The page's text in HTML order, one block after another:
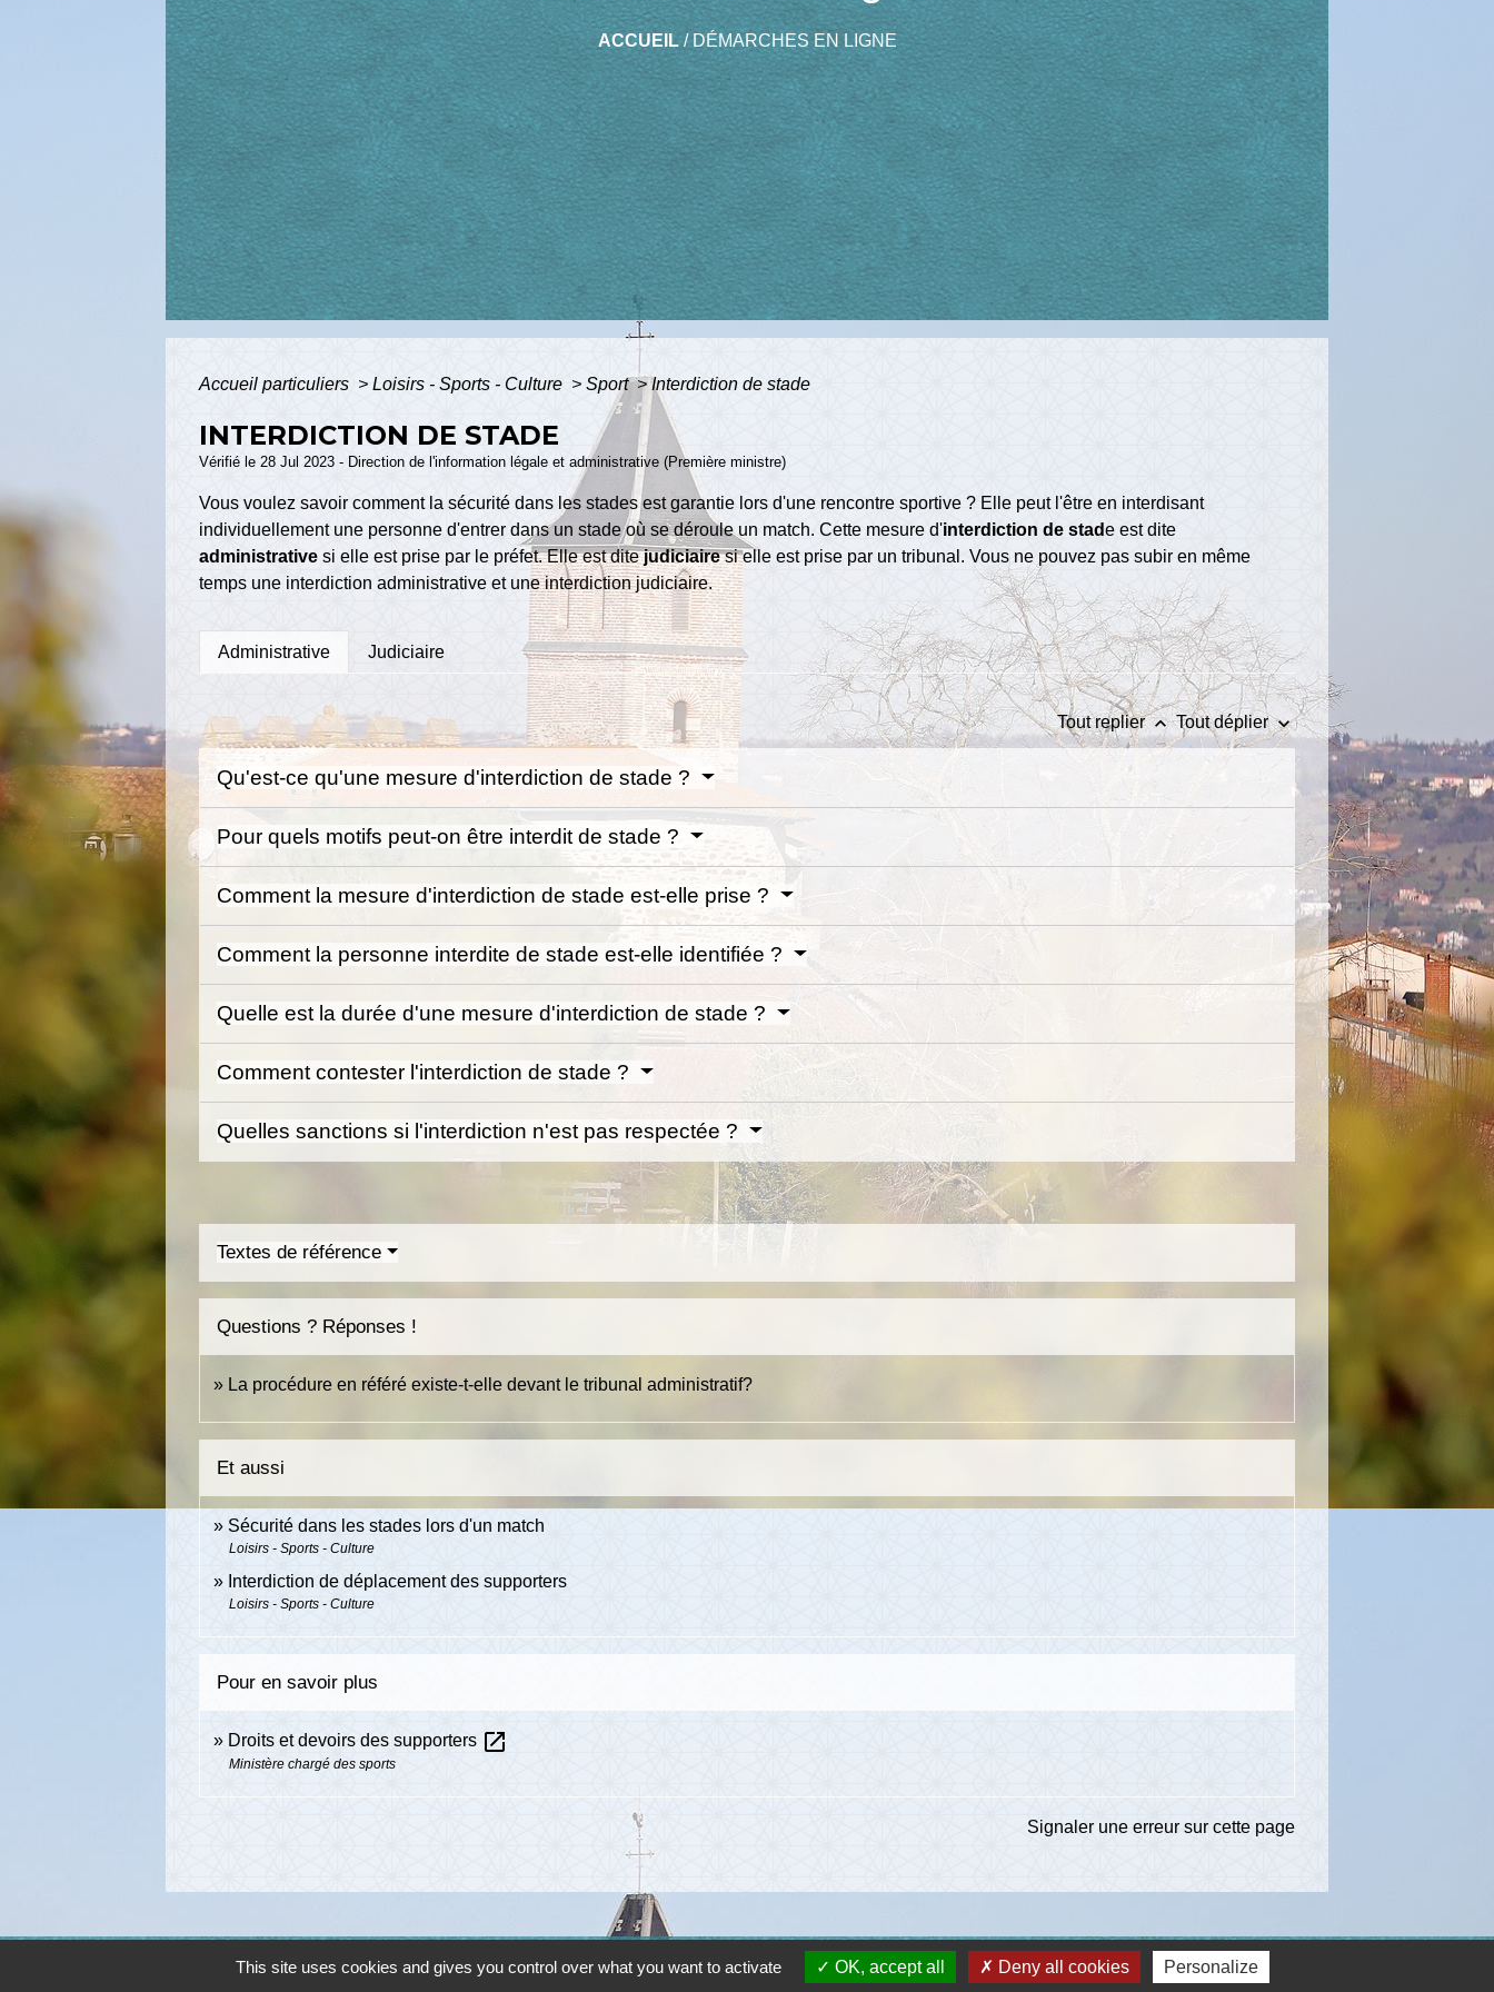
ACCUEIL/DÉMARCHES EN LIGNE
Accueil particuliers > Loisirs - Sports - Culture > Sport> Interdiction de stade
INTERDICTION DE STADE
Vérifié le 28 Jul 2023 - Direction de l'information légale et administrative (Première ministre)
Vous voulez savoir comment la sécurité dans les stades est garantie lors d'une rencontre sportive ? Elle peut l'être en interdisant
individuellement une personne d'entrer dans un stade où se déroule un match. Cette mesure d'interdiction de stade est dite
administrative si elle est prise par le préfet. Elle est ditejudiciairesi elle est prise par un tribunal. Vous ne pouvez pas subir en même
temps une interdiction administrative et une interdiction judiciaire.
Administrative Judiciaire
Tout replierkeyboard_arrow_up Tout déplierkeyboard_arrow_down
Qu'est-ce qu'une mesure d'interdiction de stade ?
Pour quels motifs peut-on être interdit de stade ?
Comment la mesure d'interdiction de stade est-elle prise ?
Comment la personne interdite de stade est-elle identifiée ?
Quelle est la durée d'une mesure d'interdiction de stade ?
Comment contester l'interdiction de stade ?
Quelles sanctions si l'interdiction n'est pas respectée ?
Textes de référence
Questions ? Réponses !
La procédure en référé existe-t-elle devant le tribunal administratif?
Et aussi
Sécurité dans les stades lors d'un match
Loisirs - Sports - Culture
Interdiction de déplacement des supporters
Loisirs - Sports - Culture
Pour en savoir plus
Droits et devoirs des supporters open_in_new
Ministère chargé des sports
Signaler une erreur sur cette page
This site uses cookies and gives you control over what you want to activate OK, accept all Deny all cookies Personalize